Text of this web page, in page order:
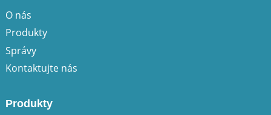
O nás
Produkty
Správy
Kontaktujte nás
Produkty